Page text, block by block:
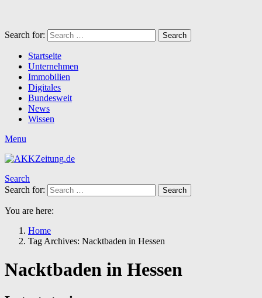
Search for: Search
Startseite
Unternehmen
Immobilien
Digitales
Bundesweit
News
Wissen
Menu
Search
Search for:
Search
You are here:
Home
Tag Archives: Nacktbaden in Hessen
Nacktbaden in Hessen